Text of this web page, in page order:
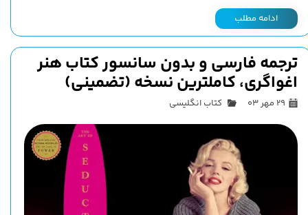
ادامه مطلب
ترجمه فارسی و بدون سانسور کتاب هنر
اغواگری، کاملترین نسخه (تضمینی)
۲۹ مهر ۰۳ کتاب انگلیسی